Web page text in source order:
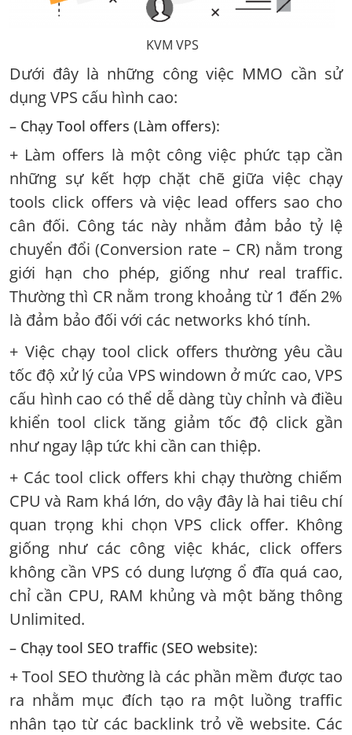
KVM VPS
Dưới đây là những công việc MMO cần sử
dụng VPS cấu hình cao:
– Chạy Tool offers (Làm offers):
+ Làm offers là một công việc phức tạp cần
những sự kết hợp chặt chẽ giữa việc chạy
tools click offers và việc lead offers sao cho
cân đối. Công tác này nhằm đảm bảo tỷ lệ
chuyển đổi (Conversion rate – CR) nằm trong
giới hạn cho phép, giống như real traffic.
Thường thì CR nằm trong khoảng từ 1 đến 2%
là đảm bảo đối với các networks khó tính.
+ Việc chạy tool click offers thường yêu cầu
tốc độ xử lý của VPS windown ở mức cao, VPS
cấu hình cao có thể dễ dàng tùy chỉnh và điều
khiển tool click tăng giảm tốc độ click gần
như ngay lập tức khi cần can thiệp.
+ Các tool click offers khi chạy thường chiếm
CPU và Ram khá lớn, do vậy đây là hai tiêu chí
quan trọng khi chọn VPS click offer. Không
giống như các công việc khác, click offers
không cần VPS có dung lượng ổ đĩa quá cao,
chỉ cần CPU, RAM khủng và một băng thông
Unlimited.
– Chạy tool SEO traffic (SEO website):
+ Tool SEO thường là các phần mềm được tao
ra nhằm mục đích tạo ra một luồng traffic
nhân tạo từ các backlink trỏ về website. Các